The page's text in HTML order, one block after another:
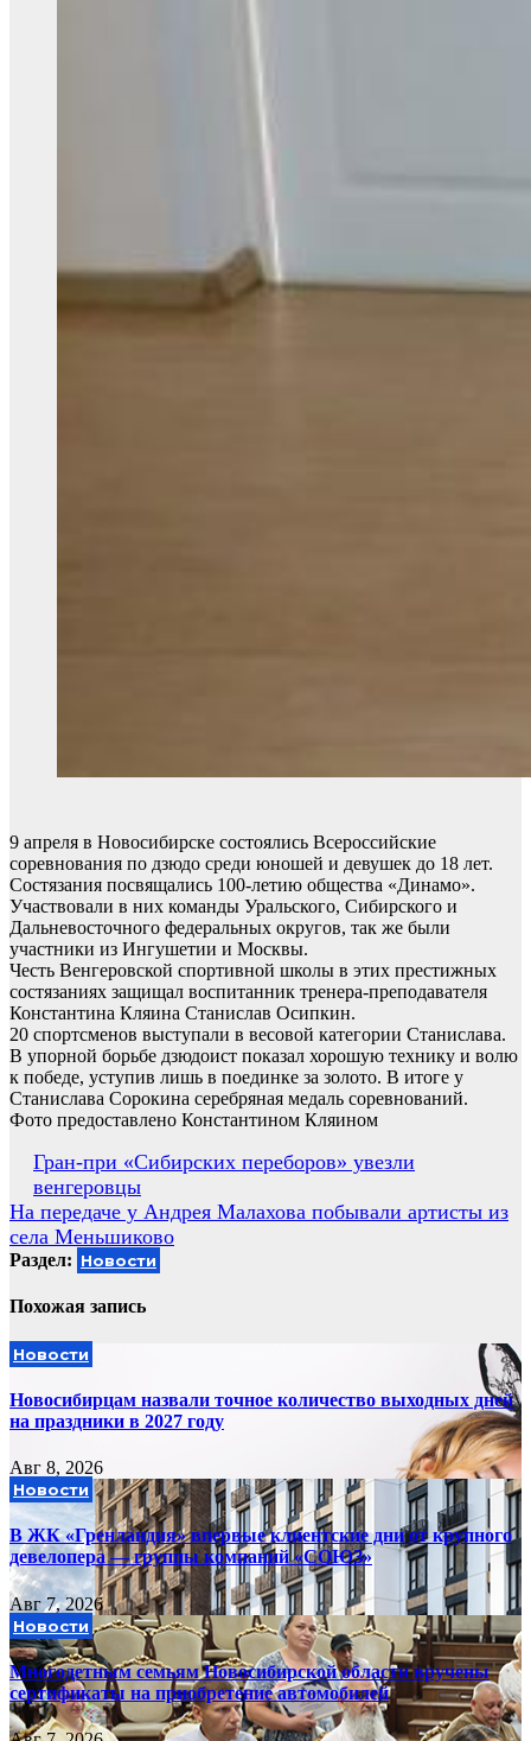
9 апреля в Новосибирске состоялись Всероссийские
соревнования по дзюдо среди юношей и девушек до 18 лет.
Состязания посвящались 100-летию общества «Динамо».
Участвовали в них команды Уральского, Сибирского и
Дальневосточного федеральных округов, так же были
участники из Ингушетии и Москвы.
Честь Венгеровской спортивной школы в этих престижных
состязаниях защищал воспитанник тренера-преподавателя
Константина Кляина Станислав Осипкин.
20 спортсменов выступали в весовой категории Станислава.
В упорной борьбе дзюдоист показал хорошую технику и волю
к победе, уступив лишь в поединке за золото. В итоге у
Станислава Сорокина серебряная медаль соревнований.
Фото предоставлено Константином Кляином
Навигация
по
записям
Гран-при «Сибирских переборов» увезли
венгеровцы
На передаче у Андрея Малахова побывали артисты из
села Меньшиково
Раздел: Новости
Похожая запись
Новости
Новосибирцам назвали точное количество выходных дней
на праздники в 2027 году
Авг 8, 2026
Новости
В ЖК «Гренландия» впервые клиентские дни от крупного
девелопера — группы компаний «СОЮЗ»
Авг 7, 2026
Новости
Многодетным семьям Новосибирской области вручены
сертификаты на приобретение автомобилей